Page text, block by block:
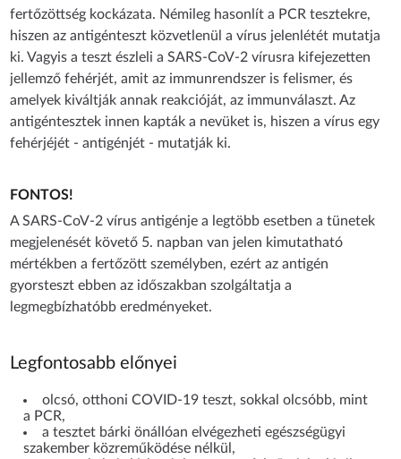
fertőzöttség kockázata. Némileg hasonlít a PCR tesztekre,
hiszen az antigénteszt közvetlenül a vírus jelenlétét mutatja
ki. Vagyis a teszt észleli a SARS-CoV-2 vírusra kifejezetten
jellemző fehérjét, amit az immunrendszer is felismer, és
amelyek kiváltják annak reakcióját, az immunválaszt. Az
antigéntesztek innen kapták a nevüket is, hiszen a vírus egy
fehérjéjét - antigénjét - mutatják ki.
FONTOS!
A SARS-CoV-2 vírus antigénje a legtöbb esetben a tünetek
megjelenését követő 5. napban van jelen kimutatható
mértékben a fertőzött személyben, ezért az antigén
gyorsteszt ebben az időszakban szolgáltatja a
legmegbízhatóbb eredményeket.
Legfontosabb előnyei
olcsó, otthoni COVID-19 teszt, sokkal olcsóbb, mint
a PCR,
a tesztet bárki önállóan elvégezheti egészségügyi
szakember közreműködése nélkül,